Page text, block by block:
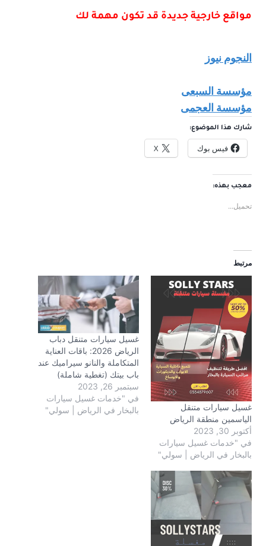
مواقع خارجية جديدة قد تكون مهمة لك
النجوم نيوز
مؤسسة السبعى
مؤسسة العجمى
شارك هذا الموضوع:
فيس بوك X
معجب بهذه:
تحميل...
مرتبط
غسيل سيارات متنقل
الياسمين منطقة الرياض
أكتوبر 30, 2023
في "خدمات غسيل سيارات
بالبخار في الرياض | سولي"
غسيل سيارات متنقل دباب
الرياض 2026: باقات العناية
المتكاملة والنانو سيراميك عند
باب بيتك (تغطية شاملة)
سبتمبر 26, 2023
في "خدمات غسيل سيارات
بالبخار في الرياض | سولي"